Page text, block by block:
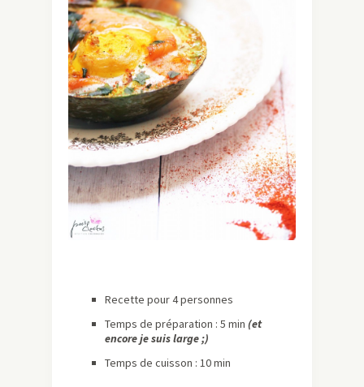
Recette pour 4 personnes
Temps de préparation : 5 min (et
encore je suis large ;)
Temps de cuisson : 10 min